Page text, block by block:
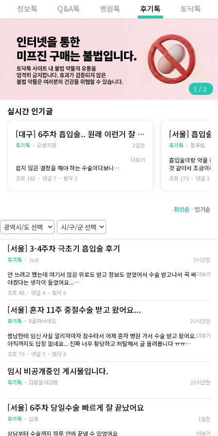
정보톡 Q&A톡 병원톡 후기톡 토닥톡
1 / 2
실시간 인기글
[대구] 6주차 흡입술.. 원래 이런거 잘 안
쓰는데
후기톡 오렌지향 2일전
쉽지 않은 결정을 해야 하는 수술이다보니
저도 누군가한테는 도움이 되고싶어 적어봐요...
저도 중절 수술하기 전에는 하루에도 몇 번씩 커
서 받았어요
수술 자체보다 저는 기다리는 시간이 더 긴장됐
던 것 같아요...
병원에 도착해서 검사를 하고 설명을 듣는 동안
은 괜찮았는데, 막상 제 차례가 가까워질수록 별
생각이 다 들었던..ㅠㅠㅠ
음이 조금씩 편해지긴 하더라고요...
그리고 중절은 수면으로 진행해서 과정은 그냥
기억이 없어요..
눈을 떴을 때는 회복실이었고, 처음에는 정신이
조금 멍했던 것 같아요
배는 생리통처럼 묵직한 느낌이 있었는데 초반
에만 그렇고 시간이 지나면서 조금씩 괜찮아졌
수액을 같이 맞으면서 쉬다 보니 몸에 힘이 돌아
오는 느낌이 들기도 했어요
수액 추가하는거 그렇게 안비싸니까 수액까지
받으면 좋을 것 같기는 해요..!
아무튼 수술 받고 집에 와서는 무조건 쉬자는 생
각으로 하루를 보냈어요 전
아픈 건 아니었고, 따뜻하게 쉬면서 물도 자주 마
셔줬구요..
다음 날에는 컨디션이 조금 나아졌지만 평소처
몸이 회복되는 것도 중요하긴한데 몸 회복은 크
더보기
조회 183 댓글 7 토닥 3
[서울] 흡입술
이유(6주차)
후기톡 플루토
흡입술이랑 약물 중
것 같아서 조금이라
써봐요.
일단 저는 중절을
저도 두 번째 때는
돼서 이번에는 mtx
까 싶었거든요.
씩 상세하게 설명
다행히 바로 선택하
MTX는 1주 차에 종
막상 제가 한 번에
원장님께서는 1주
말씀해주셨지만 그
그때는 수술을 마
지냈어요.
고 할 만한 불편함
이미 한 번 흡입술
조회 175 댓글 3
최신순 인기순
[서울] 3-4주차 극초기 흡입술 후기
후기톡 Jusi 5시간전
안 쓰려고 했는데 여기서 많은 위로도 받고 정보도 얻었어서 수술 받고나서 꼭 써
야겠다는 생각이 들었어요...
저는 생리주기가 규칙적인 편인데 4일정도 밀렸었어요 그정도 밀릴때는 있었어
서 괜찮겠다고 생각은 했는데 마음이 너무 이상하더라고요 pms도 있고 생리통
도 하루전부터 있는 편인데 생리통도 있길래 아니겠지 하다가 기분이 너무 이상
해서 임테기 바로 해보니 두줄 떴어요
태라서 당장 수술을 못하는 상황이라 일주일정도 미뤘습니다.
Pms인줄 알았던 것들이 임신초기 증상이였더라구요 원래 몸이 찬 편인데 미열
이 37.2 정도로 쭉 있었고 하루종일 피곤하고 머리만 대면 잤어요 배가 생리통처
럼 아프고 가슴도 띵띵하게 부었었구요.. 입덧이라기보단 속이 늘 체한거같이 답
답했는데 다 극초기 증상이라고 하셨어요..
초기라 수술도 기다려야하니 일단 검사비만 내고 나와서 서치하다가 서울쪽 병
원 알아보고 일주일뒤에 50에 수술했습니다.
어제 수술 했고 일주일 지난 시점에서는 아기집이 아주 작게 보이긴해서 수술 진
행했습니다. 그 전 병원은 5주차라 하셨는데 여기서는 그랬으면 아기집이 보였
더보기
조회 48 댓글 4 토닥 0
[서울] 혼자 11주 중절수술 받고 왔어요...
후기톡 8글자닉네임 21시간전
썸남한테 임신 사실 알리자마자 잠수타서 어제 혼자 병원 가서 수술 받고 왔어요.
아직까지도 답장 없네요... 진짜 너무 황당하고 허탈해서 글 올려봅니다 ㅠㅠ
생리가 늦어지는 느낌은 있었는데 원래 좀 불규칙해서 사실 별 생각 안하고 있었
어요...
그런데 며칠 전에 왠지 느낌이 너무 안좋아서 테스트기를 해봐야될 것 같더라고
요.
현실감이 안 들었어요.
병원 갔더니 벌써 11주라고 해서... 그냥 수술을 하기로 결정했어요.
혹시 몰라 금식하고 갔고 의사 선생님이 수술에 대해서 설명해 주셨는데 사실 기
억도 잘 안나요.
더보기
조회 79 댓글 5 토닥 0
임시 비공개중인 게시물입니다.
후기톡 김밥말아김밥 23시간전
[서울] 6주차 당일수술 빠르게 잘 끝났어요
후기톡 십호 1일전
상담부터 수술까지 하루 안에 끝낼 수 있었어요
더보기